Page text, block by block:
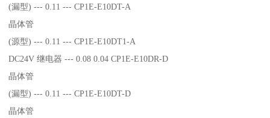
(漏型) --- 0.11 --- CP1E-E10DT-A
晶体管
(源型) --- 0.11 --- CP1E-E10DT1-A
DC24V 继电器 --- 0.08 0.04 CP1E-E10DR-D
晶体管
(漏型) --- 0.11 --- CP1E-E10DT-D
晶体管